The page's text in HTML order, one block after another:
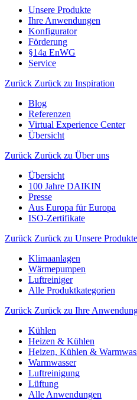
Unsere Produkte
Ihre Anwendungen
Konfigurator
Förderung
§14a EnWG
Service
Zurück Zurück zu Inspiration
Blog
Referenzen
Virtual Experience Center
Übersicht
Zurück Zurück zu Über uns
Übersicht
100 Jahre DAIKIN
Presse
Aus Europa für Europa
ISO-Zertifikate
Zurück Zurück zu Unsere Produkte
Klimaanlagen
Wärmepumpen
Luftreiniger
Alle Produktkategorien
Zurück Zurück zu Ihre
Kühlen
Heizen & Kühlen
Heizen, Kühlen &
Warmwasser
Luftreinigung
Lüftung
Alle Anwendungen